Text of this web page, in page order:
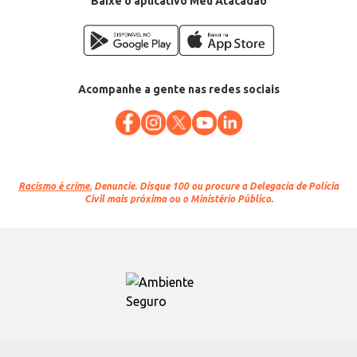
Acompanhe a gente nas redes sociais
Racismo é crime. Denuncie. Disque 100 ou procure a Delegacia de Polícia
Civil mais próxima ou o Ministério Público.